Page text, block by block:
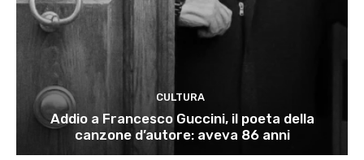
CULTURA
Addio a Francesco Guccini, il poeta della
canzone d’autore: aveva 86 anni